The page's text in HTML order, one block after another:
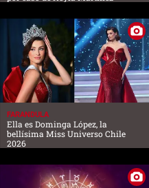
FARANDULA
Ella es Dominga López, la
bellísima Miss Universo Chile
2026